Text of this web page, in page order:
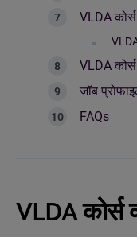
VLDA
VLDA
जॉब
FAQs
VLDA कोर्स